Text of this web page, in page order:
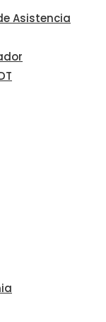
Asistencia